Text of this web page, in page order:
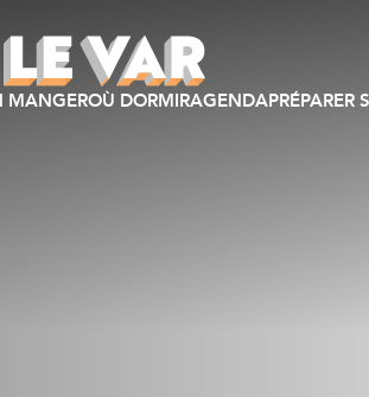
MANGEROÙ DORMIRAGENDAPRÉPARER